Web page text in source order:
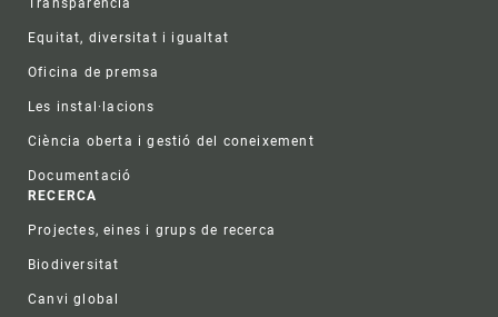
Transparència
Equitat, diversitat i igualtat
Oficina de premsa
Les instal·lacions
Ciència oberta i gestió del coneixement
Documentació
RECERCA
Projectes, eines i grups de recerca
Biodiversitat
Canvi global